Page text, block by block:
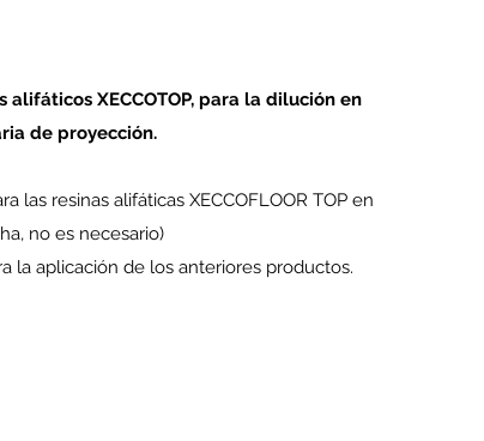
XECCOTOP, para la dilución en
de proyección.
resinas alifáticas XECCOFLOOR TOP en
no es necesario)
la aplicación de los anteriores productos.